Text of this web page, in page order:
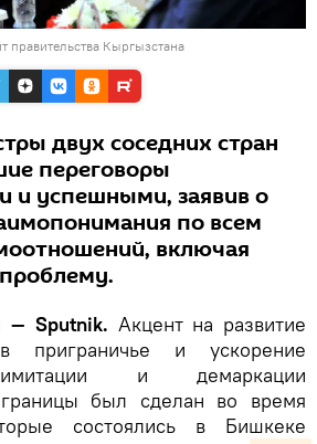
правительства Кыргызстана
двух соседних стран
переговоры
и успешными, заявив о
по всем
включая
— Sputnik. Акцент на развитие
в приграничье и ускорение
и демаркации
границы был сделан во время
состоялись в Бишкеке